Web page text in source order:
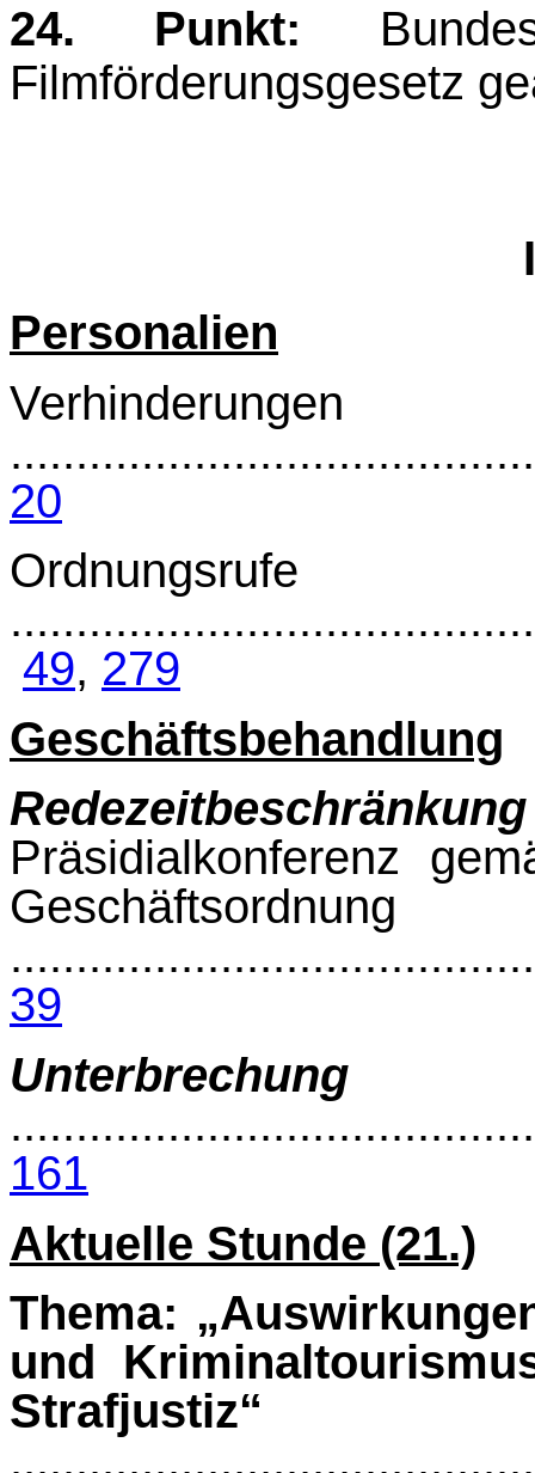
24. Punkt:
Filmförderungsgesetz
Personalien
Verhinderungen
20
Ordnungsrufe
49, 279
Geschäftsbehandlung
Redezeitbeschränkung
Präsidialkonferenz
Geschäftsordnung
39
Unterbrechung
161
Aktuelle Stunde (21.)
Thema:
und
Strafjustiz“